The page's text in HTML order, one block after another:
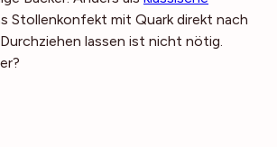
Stollenkonfekt mit Quark direkt nach
Durchziehen lassen ist nicht nötig.